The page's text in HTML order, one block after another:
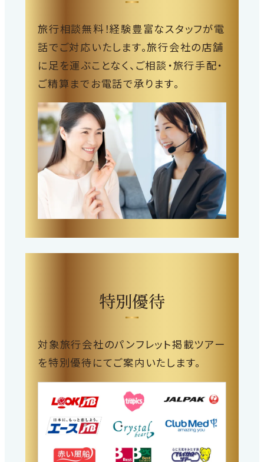
旅行相談無料！経験豊富なスタッフが電
話でご対応いたします。旅行会社の店舗
に足を運ぶことなく、ご相談・旅行手配・
ご精算までお電話で承ります。
特別優待
対象旅行会社のパンフレット掲載ツアー
を特別優待にてご案内いたします。